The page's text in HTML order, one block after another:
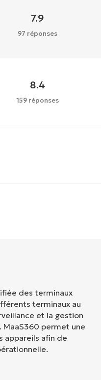
7.9
97 réponses
8.4
159 réponses
des terminaux
terminaux au
et la gestion
MaaS360 permet une
appareils afin de